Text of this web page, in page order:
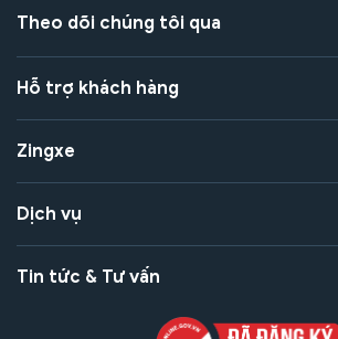
Theo dõi chúng tôi qua
Hỗ trợ khách hàng
Zingxe
Dịch vụ
Tin tức & Tư vấn